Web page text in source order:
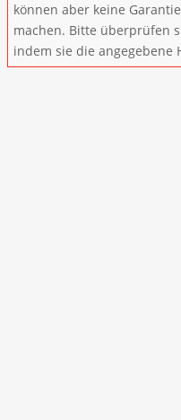
können aber keine
machen. Bitte überprüfen
indem sie die angegebene